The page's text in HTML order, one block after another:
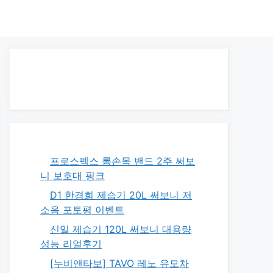
프로스펙스 롱손목 밴드 2주 써보
니 보호대 핑크
D1 한경희 제습기 20L 써보니 저
소음 포토평 이벤트
신일 제습기 120L 써보니 대용량
성능 리얼후기
[누비앤타보] TAVO 레노 유모차